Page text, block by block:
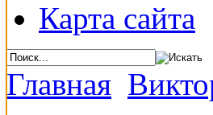
Карта сайта
Главная